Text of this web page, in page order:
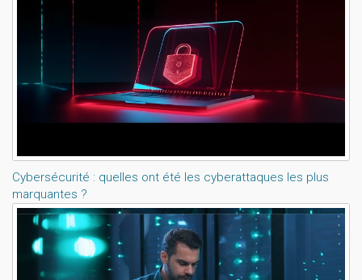
Cybersécurité : quelles ont été les cyberattaques les plus
marquantes ?